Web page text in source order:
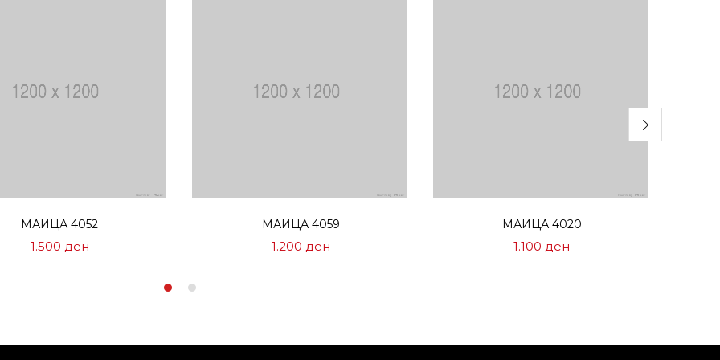
МАИЦА 4052
1.500 ден
МАИЦА 4059
1.200 ден
МАИЦА 4020
1.100 ден